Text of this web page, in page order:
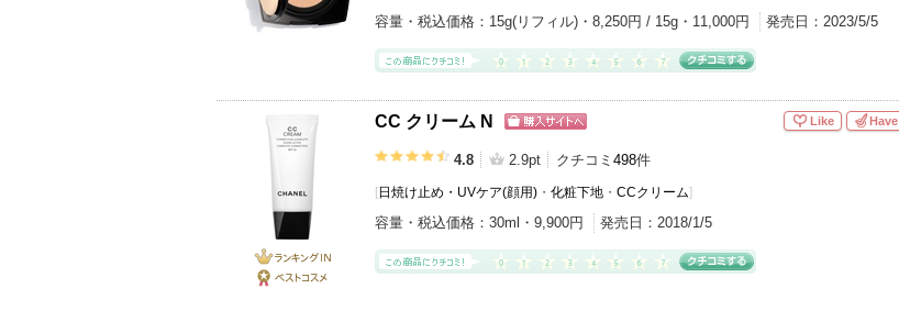
容量・税込価格： 15g(リフィル)・8,250円 / 15g・11,000円 発売日： 2023/5/5
ランキング
CC クリーム N
グサイトへ
4.8 2.9pt クチコミ 498件
[日焼け止め・UVケア(顔用) ・ 化粧下地 ・ CCクリーム]
容量・税込価格： 30ml・9,900円 発売日： 2018/1/5
Like Have